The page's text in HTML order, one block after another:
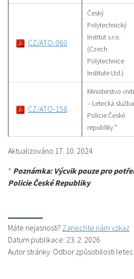
CZ/ATO-060
Český
Polytechnický
Institut s.r.o.
(Czech
Polytechnice
Institute Ltd.)
CZ/ATO-158
Ministerstvo
– Letecká služba
Policie České
republiky *
Aktualizováno 17. 10. 2024
* Poznámka: Výcvik pouze pro
Policie České Republiky
Máte nejasnosti? Zanechte nám vzkaz
Datum publikace: 23. 2. 2026
Autor stránky: Odbor způsobilosti